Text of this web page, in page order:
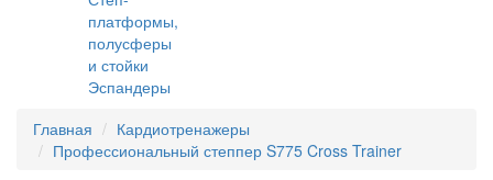
платформы,
полусферы
и стойки
Эспандеры
Главная
Кардиотренажеры
Профессиональный степпер S775 Cross Trainer